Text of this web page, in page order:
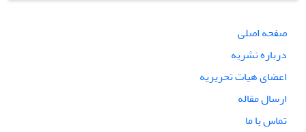
صفحه اصلی
درباره نشریه
اعضای هیات تحریریه
ارسال مقاله
تماس با ما